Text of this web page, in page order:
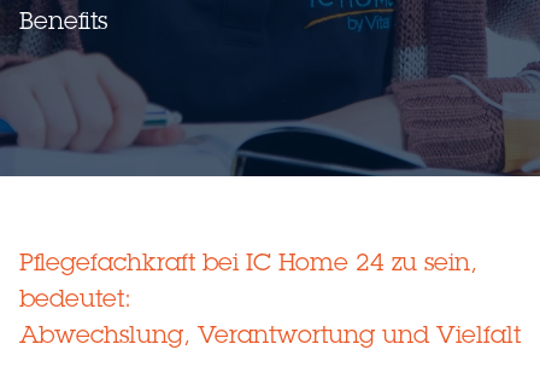
Benefits
Pflegefachkraft bei IC Home 24 zu sein,
bedeutet:
Abwechslung, Verantwortung und Vielfalt